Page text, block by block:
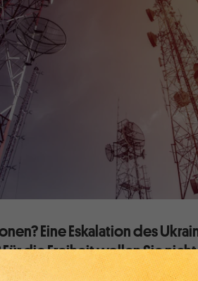
Eine Eskalation des
die Freiheit wollen Sie
rechts – und ein Staatsfeind.